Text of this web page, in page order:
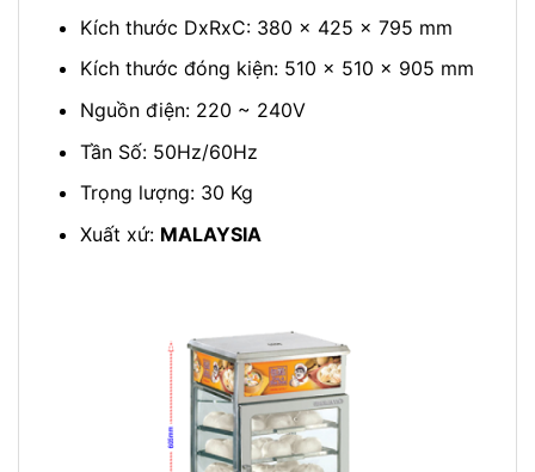
Kích thước DxRxC: 380 x 425 x 795 mm
Kích thước đóng kiện: 510 x 510 x 905 mm
Nguồn điện: 220 ~ 240V
Tần Số: 50Hz/60Hz
Trọng lượng: 30 Kg
Xuất xứ: MALAYSIA